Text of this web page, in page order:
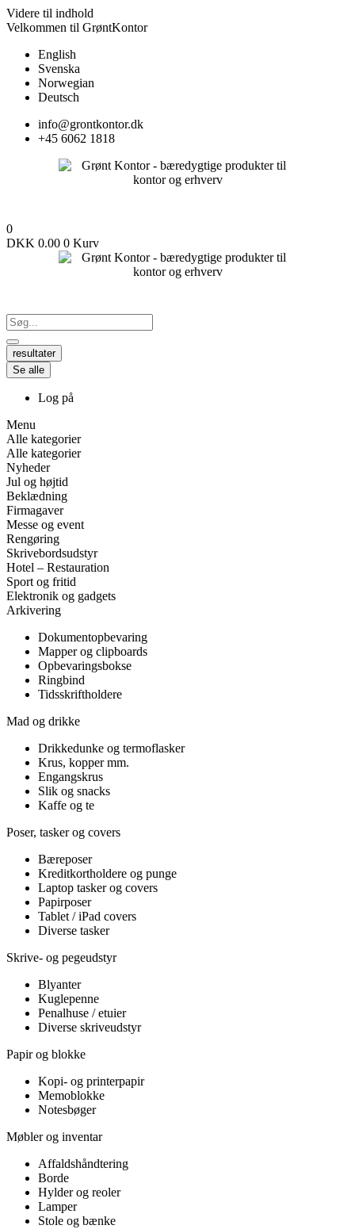
Videre til indhold
Velkommen til GrøntKontor
English
Svenska
Norwegian
Deutsch
info@grontkontor.dk
+45 6062 1818
0
DKK 0.00 0 Kurv
resultater
Se alle
Log på
Menu
Alle kategorier
Alle kategorier
Nyheder
Jul og højtid
Beklædning
Firmagaver
Messe og event
Rengøring
Skrivebordsudstyr
Hotel – Restauration
Sport og fritid
Elektronik og gadgets
Arkivering
Dokumentopbevaring
Mapper og clipboards
Opbevaringsbokse
Ringbind
Tidsskriftholdere
Mad og drikke
Drikkedunke og termoflasker
Krus, kopper mm.
Engangskrus
Slik og snacks
Kaffe og te
Poser, tasker og covers
Bæreposer
Kreditkortholdere og punge
Laptop tasker og covers
Papirposer
Tablet / iPad covers
Diverse tasker
Skrive- og pegeudstyr
Blyanter
Kuglepenne
Penalhuse / etuier
Diverse skriveudstyr
Papir og blokke
Kopi- og printerpapir
Memoblokke
Notesbøger
Møbler og inventar
Affaldshåndtering
Borde
Hylder og reoler
Lamper
Stole og bænke